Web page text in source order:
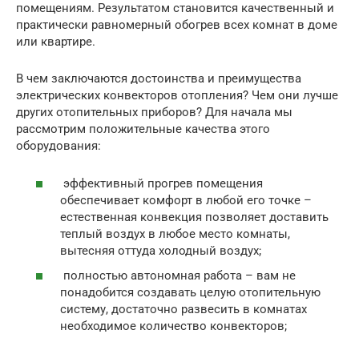
помещениям. Результатом становится качественный и
практически равномерный обогрев всех комнат в доме
или квартире.
В чем заключаются достоинства и преимущества
электрических конвекторов отопления? Чем они лучше
других отопительных приборов? Для начала мы
рассмотрим положительные качества этого
оборудования:
эффективный прогрев помещения
обеспечивает комфорт в любой его точке –
естественная конвекция позволяет доставить
теплый воздух в любое место комнаты,
вытесняя оттуда холодный воздух;
полностью автономная работа – вам не
понадобится создавать целую отопительную
систему, достаточно развесить в комнатах
необходимое количество конвекторов;